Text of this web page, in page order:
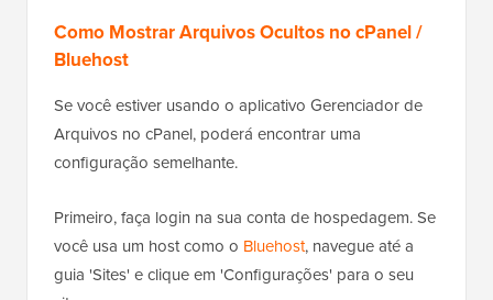
Como Mostrar Arquivos Ocultos no cPanel /
Bluehost
Se você estiver usando o aplicativo Gerenciador de
Arquivos no cPanel, poderá encontrar uma
configuração semelhante.
Primeiro, faça login na sua conta de hospedagem. Se
você usa um host como o Bluehost, navegue até a
guia 'Sites' e clique em 'Configurações' para o seu